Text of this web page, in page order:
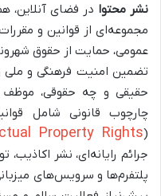
نشر محتوا در فضای آنلاین،
مجموعه‌ای از قوانین و
عمومی، حمایت از حقوق
تضمین امنیت فرهنگی و ملی
حقیقی و چه حقوقی،
چارچوب قانونی شامل
(
Property Rights
جرائم رایانه‌ای، نشر
پلتفرم‌ها و سرویس‌های